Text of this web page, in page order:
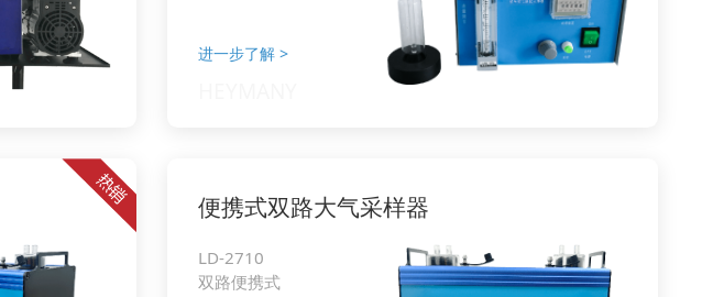
进一步了解>
便携式双路大气采样器
LD-2710
双路便携式